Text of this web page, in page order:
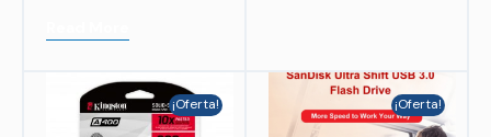
¡Oferta! ¡Oferta!